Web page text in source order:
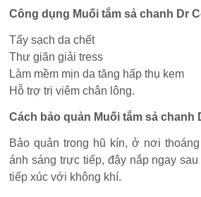
Công dụng Muối tắm sả chanh Dr
Tẩy sạch da chết
Thư giãn giải tress
Làm mềm mịn da tăng hấp thụ kem
Hỗ trợ trị viêm chân lông.
Cách bảo quản Muối tắm sả chanh
Bảo quản trong hũ kín, ở nơi
ánh sáng trực tiếp, đậy nắp ngay
tiếp xúc với không khí.